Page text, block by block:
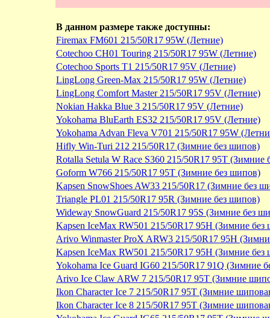
В данном размере также доступны:
Firemax FM601 215/50R17 95W (Летние)
Cotechoo CH01 Touring 215/50R17 95W (Летние)
Cotechoo Sports T1 215/50R17 95V (Летние)
LingLong Green-Max 215/50R17 95W (Летние)
LingLong Comfort Master 215/50R17 95V (Летние)
Nokian Hakka Blue 3 215/50R17 95V (Летние)
Yokohama BluEarth ES32 215/50R17 95V (Летние)
Yokohama Advan Fleva V701 215/50R17 95W
Hifly Win-Turi 212 215/50R17 (Зимние без шипов)
Rotalla Setula W Race S360 215/50R17 95T (Зимние
Goform W766 215/50R17 95T (Зимние без шипов)
Kapsen SnowShoes AW33 215/50R17 (Зимние без
Triangle PL01 215/50R17 95R (Зимние без шипов)
Wideway SnowGuard 215/50R17 95S (Зимние без
Kapsen IceMax RW501 215/50R17 95H (Зимние без
Arivo Winmaster ProX ARW3 215/50R17 95H
Kapsen IceMax RW501 215/50R17 95H (Зимние без
Yokohama Ice Guard IG60 215/50R17 91Q (Зимние
Arivo Ice Claw ARW 7 215/50R17 95T (Зимние
Ikon Character Ice 7 215/50R17 95T (Зимние
Ikon Character Ice 8 215/50R17 95T (Зимние